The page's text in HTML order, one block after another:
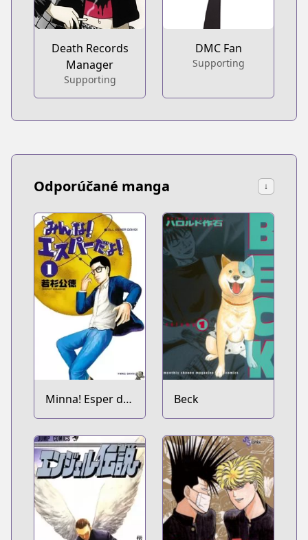
Death Records
Manager
Supporting
DMC Fan
Supporting
Odporúčané manga ↓
Minna! Esper da
yo!
Beck